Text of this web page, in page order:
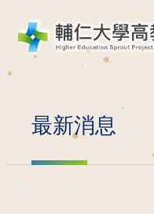
最新消息